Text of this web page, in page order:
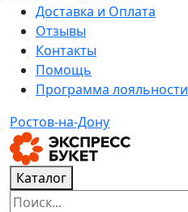
Доставка и Оплата
Отзывы
Контакты
Помощь
Программа лояльности
Ростов-на-Дону
Каталог